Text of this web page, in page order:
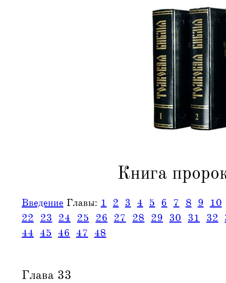
Книга
Введение Главы: 1 2 3 4 5 6 7 8 9 10
22
23 24 25 26 27 28 29 30 31 32
44 45 46 47 48
Глава 33